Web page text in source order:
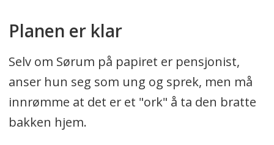
Planen er klar
Selv om Sørum på papiret er pensjonist,
anser hun seg som ung og sprek, men må
innrømme at det er et "ork" å ta den bratte
bakken hjem.